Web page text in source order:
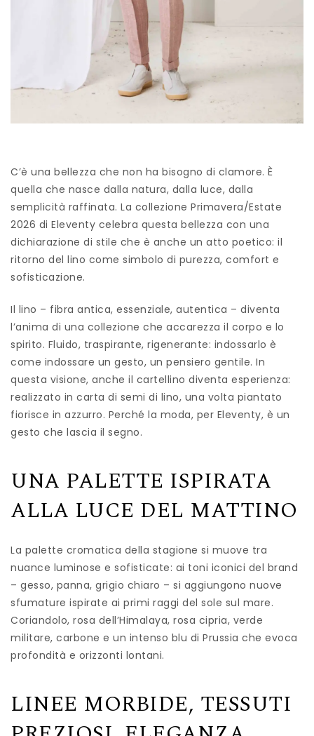
C’è una bellezza che non ha bisogno di clamore. È
quella che nasce dalla natura, dalla luce, dalla
semplicità raffinata. La collezione Primavera/Estate
2026 di Eleventy celebra questa bellezza con una
dichiarazione di stile che è anche un atto poetico: il
ritorno del lino come simbolo di purezza, comfort e
sofisticazione.
Il lino – fibra antica, essenziale, autentica – diventa
l’anima di una collezione che accarezza il corpo e lo
spirito. Fluido, traspirante, rigenerante: indossarlo è
come indossare un gesto, un pensiero gentile. In
questa visione, anche il cartellino diventa esperienza:
realizzato in carta di semi di lino, una volta piantato
fiorisce in azzurro. Perché la moda, per Eleventy, è un
gesto che lascia il segno.
UNA PALETTE ISPIRATA
ALLA LUCE DEL MATTINO
La palette cromatica della stagione si muove tra
nuance luminose e sofisticate: ai toni iconici del brand
– gesso, panna, grigio chiaro – si aggiungono nuove
sfumature ispirate ai primi raggi del sole sul mare.
Coriandolo, rosa dell’Himalaya, rosa cipria, verde
militare, carbone e un intenso blu di Prussia che evoca
profondità e orizzonti lontani.
LINEE MORBIDE, TESSUTI